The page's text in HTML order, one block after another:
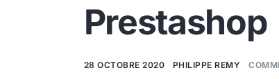
Prestashop
28 OCTOBRE 2020 PHILIPPE REMY